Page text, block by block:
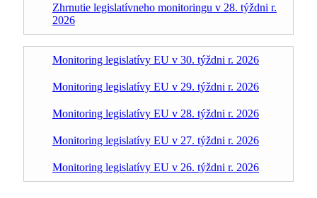
Zhrnutie legislatívneho monitoringu v 28. týždni r.
2026
Monitoring legislatívy EU v 30. týždni r. 2026
Monitoring legislatívy EU v 29. týždni r. 2026
Monitoring legislatívy EU v 28. týždni r. 2026
Monitoring legislatívy EU v 27. týždni r. 2026
Monitoring legislatívy EU v 26. týždni r. 2026